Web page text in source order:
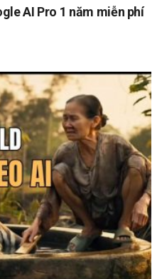
AI Pro 1 năm miễn phí